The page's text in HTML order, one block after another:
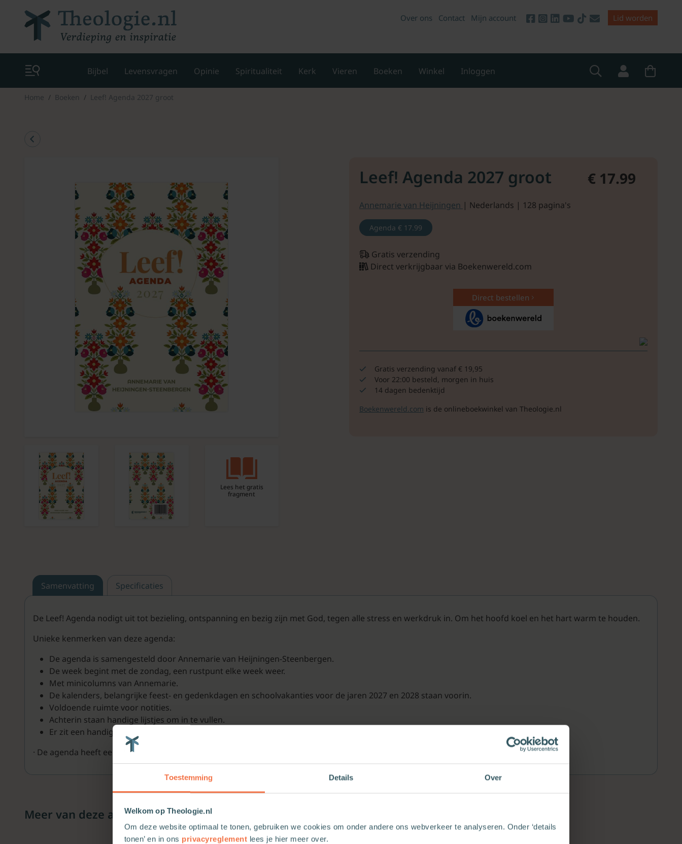
Toestemming Details Over
Welkom op Theologie.nl
Om deze website optimaal te tonen, gebruiken we cookies om onder andere ons webverkeer te analyseren. Onder ‘details
tonen’ en in ons privacyreglement lees je hier meer over.
Over ons Contact Mijn account Lid worden
Bijbel Levensvragen Opinie Spiritualiteit Kerk Vieren Boeken Winkel Inloggen
Home Boeken Leef! Agenda 2027 groot
Lees het gratis
fragment
Leef! Agenda 2027 groot € 17.99
Annemarie van Heijningen | Nederlands | 128 pagina's
Agenda € 17.99
Gratis verzending
Direct verkrijgbaar via Boekenwereld.com
Direct bestellen
Gratis verzending vanaf € 19,95
Voor 22:00 besteld, morgen in huis
14 dagen bedenktijd
Boekenwereld.com is de onlineboekwinkel van Theologie.nl
Samenvatting Specificaties
De Leef! Agenda nodigt uit tot bezieling, ontspanning en bezig zijn met God, tegen alle stress en werkdruk in. Om het hoofd koel en het hart warm te houden.
Unieke kenmerken van deze agenda:
De agenda is samengesteld door Annemarie van Heijningen-Steenbergen.
De week begint met de zondag, een rustpunt elke week weer.
Met minicolumns van Annemarie.
De kalenders, belangrijke feest- en gedenkdagen en schoolvakanties voor de jaren 2027 en 2028 staan voorin.
Voldoende ruimte voor notities.
Achterin staan handige lijstjes om in te vullen.
Er zit een handig opbergvak achterin voor bijvoorbeeld foto’s of briefjes die je wilt bewaren.
· De agenda heeft een handig dichtbindelastiek en een spiraalband.
Meer van deze auteur